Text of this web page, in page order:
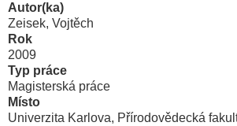
Autor(ka)
Zeisek, Vojtěch
Rok
2009
Typ práce
Magisterská práce
Místo
Univerzita Karlova, Přírodovědecká